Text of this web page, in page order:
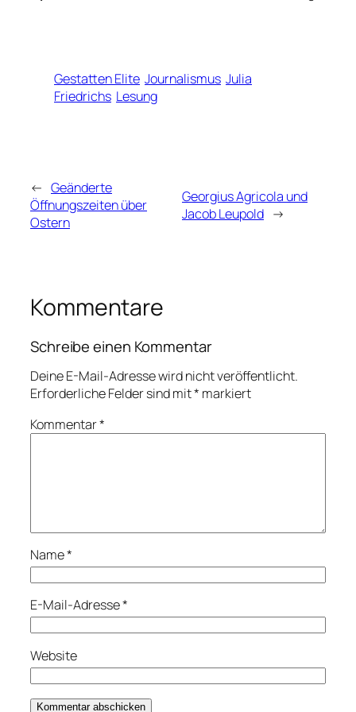
Gestatten Elite Journalismus Julia
Friedrichs Lesung
← Geänderte
Öffnungszeiten über
Ostern
Georgius Agricola und
Jacob Leupold →
Kommentare
Schreibe einen Kommentar
Deine E-Mail-Adresse wird nicht veröffentlicht.
Erforderliche Felder sind mit* markiert
Kommentar*
Name*
E-Mail-Adresse*
Website